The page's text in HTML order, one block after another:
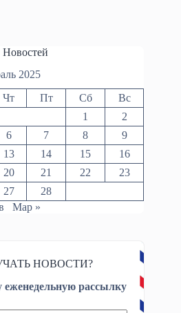
2025
Чт Пт Сб
Вс
1
2
6 7 8
9
13 14 15
16
20 21 22
23
27
28
Мар »
НОВОСТИ?
рассылку